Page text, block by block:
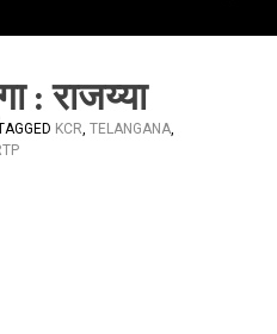
: राजय्या
KCR, TELANGANA,